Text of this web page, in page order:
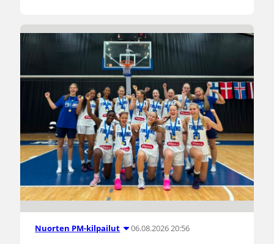
Nuorten PM-kilpailut 06.08.2026 20:56